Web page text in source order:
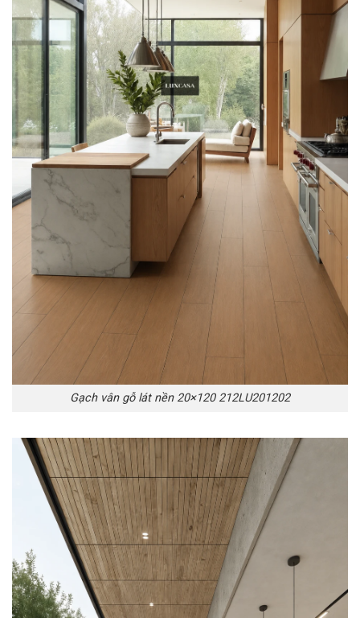
Gạch vân gỗ lát nền 20×120 212LU201202